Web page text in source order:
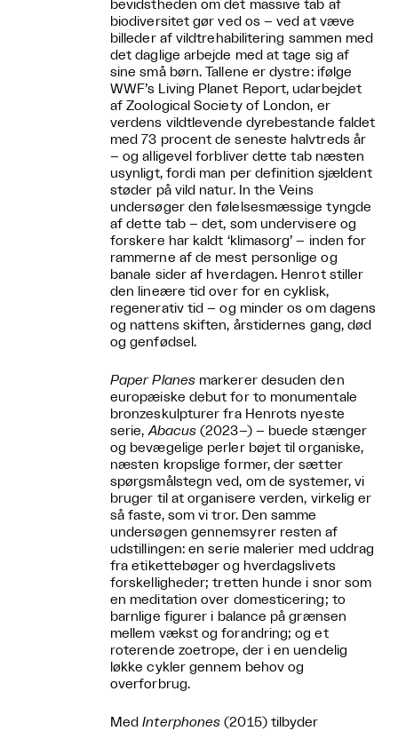
bevidstheden om det massive tab af
biodiversitet gør ved os – ved at væve
billeder af vildtrehabilitering sammen med
det daglige arbejde med at tage sig af
sine små børn. Tallene er dystre: ifølge
WWF’s Living Planet Report, udarbejdet
af Zoological Society of London, er
verdens vildtlevende dyrebestande faldet
med 73 procent de seneste halvtreds år
– og alligevel forbliver dette tab næsten
usynligt, fordi man per definition sjældent
støder på vild natur. In the Veins
undersøger den følelsesmæssige tyngde
af dette tab – det, som undervisere og
forskere har kaldt ‘klimasorg’ – inden for
rammerne af de mest personlige og
banale sider af hverdagen. Henrot stiller
den lineære tid over for en cyklisk,
regenerativ tid – og minder os om dagens
og nattens skiften, årstidernes gang, død
og genfødsel.
Paper Planesmarkerer desuden den
europæiske debut for to monumentale
bronzeskulpturer fra Henrots nyeste
serie,Abacus (2023–) – buede stænger
og bevægelige perler bøjet til organiske,
næsten kropslige former, der sætter
spørgsmålstegn ved, om de systemer, vi
bruger til at organisere verden, virkelig er
så faste, som vi tror. Den samme
undersøgen gennemsyrer resten af
udstillingen: en serie malerier med uddrag
fra etikettebøger og hverdagslivets
forskelligheder; tretten hunde i snor som
en meditation over domesticering; to
barnlige figurer i balance på grænsen
mellem vækst og forandring; og et
roterende zoetrope, der i en uendelig
løkke cykler gennem behov og
overforbrug.
MedInterphones (2015) tilbyder